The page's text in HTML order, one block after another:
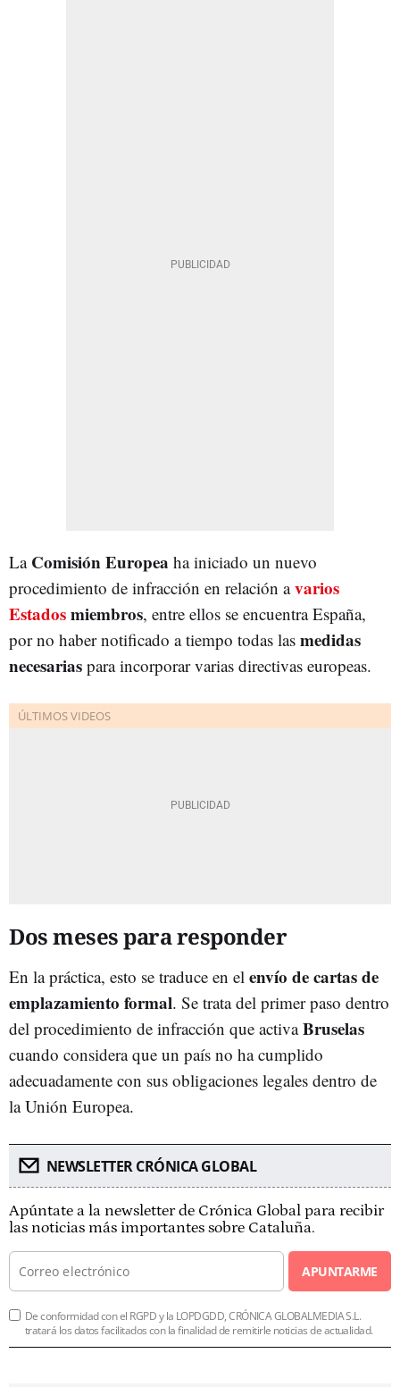
La Comisión Europea ha iniciado un nuevo
procedimiento de infracción en relación a varios
Estadosmiembros, entre ellos se encuentra España,
por no haber notificado a tiempo todas las medidas
necesarias para incorporar varias directivas europeas.
Dos meses para responder
En la práctica, esto se traduce en el envío de cartas de
emplazamiento formal. Se trata del primer paso dentro
del procedimiento de infracción que activaBruselas
cuando considera que un país no ha cumplido
adecuadamente con sus obligaciones legales dentro de
la Unión Europea.
NEWSLETTER CRÓNICA GLOBAL
Apúntate a la newsletter de Crónica Global para recibir
las noticias más importantes sobre Cataluña.
APUNTARME
De conformidad con el RGPD y la LOPDGDD, CRÓNICA GLOBALMEDIA S.L.
tratará los datos facilitados con la finalidad de remitirle noticias de actualidad.